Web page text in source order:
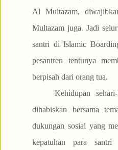
Al Multazam,
Multazam juga. Jadi
santri di Islamic
pesantren tentunya
berpisah dari orang tua.
Kehidupan
dihabiskan bersama
dukungan sosial yang
kepatuhan para